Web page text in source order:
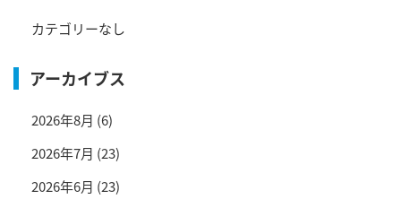
カテゴリーなし
アーカイブス
2026年8月 (6)
2026年7月 (23)
2026年6月 (23)